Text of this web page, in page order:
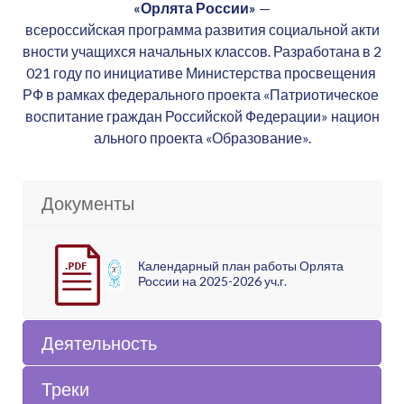
«Орлята России» —
всероссийская программа развития социальной акти
вности учащихся начальных классов. Разработана в 2
021 годупоинициативеМинистерства просвещения
РФ в рамкахфедерального проекта «Патриотическое
воспитаниеграждан Российской Федерации» национ
альногопроекта «Образование».
Документы
АДМИНИСТРАЦИЯ ГОРОДСКОГО ОКРУГА
ОБЛАСТИ
Московская область г. Королёв
ОсиповСергей Витальевич
iau@korolev.ru
Сертификат квалифицированный
Календарный план работы Орлята
России на 2025-2026 уч.г.
Деятельность
Треки